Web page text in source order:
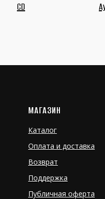
CD
МАГАЗИН
Каталог
Оплата и доставка
Возврат
Поддержка
Публичная оферта